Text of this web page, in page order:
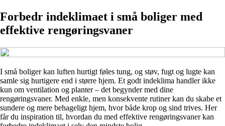
Forbedr indeklimaet i små boliger med
effektive rengøringsvaner
I små boliger kan luften hurtigt føles tung, og støv, fugt og lugte kan
samle sig hurtigere end i større hjem. Et godt indeklima handler ikke
kun om ventilation og planter – det begynder med dine
rengøringsvaner. Med enkle, men konsekvente rutiner kan du skabe et
sundere og mere behageligt hjem, hvor både krop og sind trives. Her
får du inspiration til, hvordan du med effektive rengøringsvaner kan